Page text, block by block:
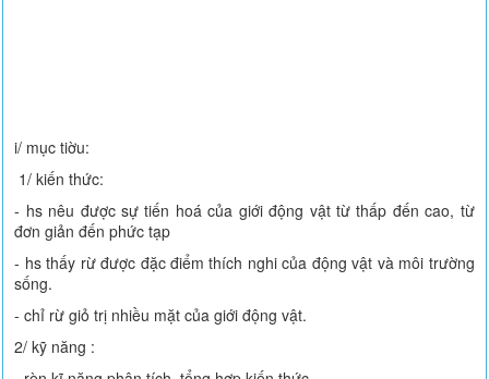
i/ mục tiờu:
1/ kiến thức:
- hs nêu được sự tiến hoá của giới động vật từ thấp đến cao, từ
đơn giản đến phức tạp
- hs thấy rừ được đặc điểm thích nghi của động vật và môi trường
sống.
- chỉ rừ giỏ trị nhiều mặt của giới động vật.
2/ kỹ năng :